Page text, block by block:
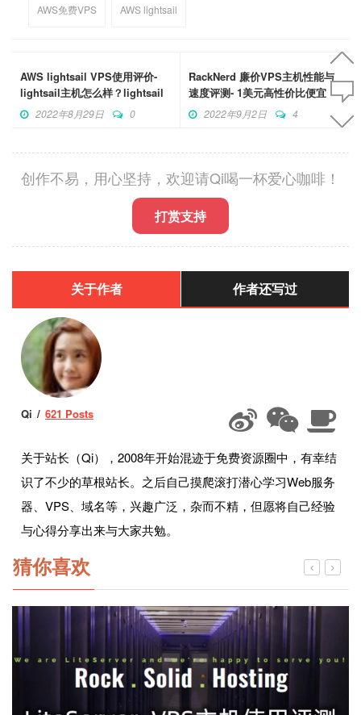
AWS免费VPS AWS lightsail
AWS lightsail VPS使用评价-
lightsail主机怎么样？lightsail
评分2022年8月29日 0
RackNerd 廉价VPS主机性能与
速度评测- 1美元高性价比便宜
VPS主机
2022年9月2日 4
创作不易，用心坚持，欢迎请Qi喝一杯爱心咖啡！
打赏支持
关于作者 作者还写过
Qi 621 Posts
关于站长（Qi），2008年开始混迹于免费资源圈中，有幸结
识了不少的草根站长。之后自己摸爬滚打潜心学习Web服务
器、VPS、域名等，兴趣广泛，杂而不精，但愿将自己经验
与心得分享出来与大家共勉。
猜你喜欢